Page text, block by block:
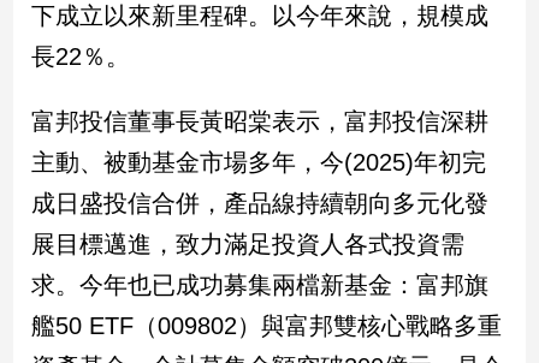
焦
品
點
民
調
國
會
點
下成立以來新里程碑。以今年來說，規模成
長22％。
富邦投信董事長黃昭棠表示，富邦投信深耕
主動、被動基金市場多年，今(2025)年初完
成日盛投信合併，產品線持續朝向多元化發
展目標邁進，致力滿足投資人各式投資需
求。今年也已成功募集兩檔新基金：富邦旗
艦50 ETF（009802）與富邦雙核心戰略多重